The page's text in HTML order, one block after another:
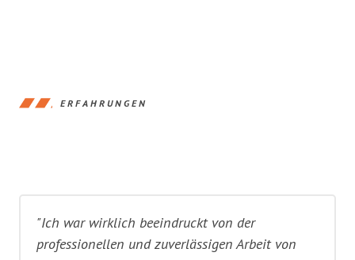
ERFAHRUNGEN
"Ich war wirklich beeindruckt von der
professionellen und zuverlässigen Arbeit von